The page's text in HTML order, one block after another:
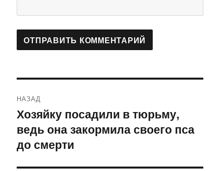
по
записям
НАЗАД
Предыдущая
запись:
Хозяйку посадили в тюрьму,
ведь она закормила своего пса
до смерти